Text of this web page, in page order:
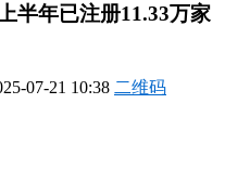
半年已注册11.33万家
07-21 10:38 二维码